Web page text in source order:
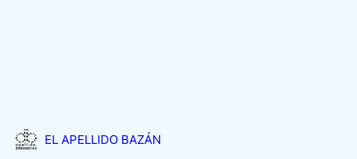
EL APELLIDO BAZÁN